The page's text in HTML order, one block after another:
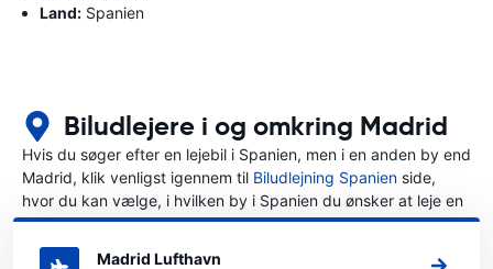
Land: Spanien
Biludlejere i og omkring Madrid
Hvis du søger efter en lejebil i Spanien, men i en anden by end
Madrid, klik venligst igennem til Biludlejning Spanien side,
hvor du kan vælge, i hvilken by i Spanien du ønsker at leje en
bil.
Madrid Lufthavn